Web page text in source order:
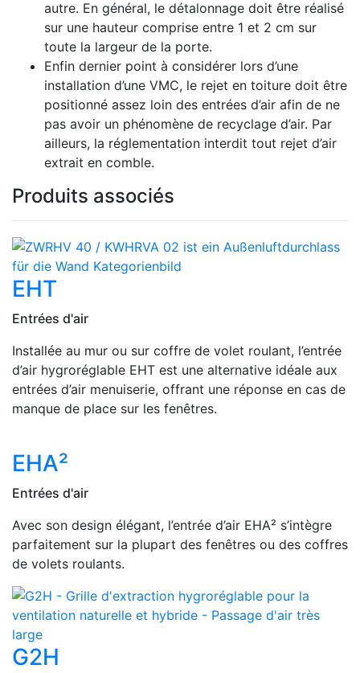
autre. En général, le détalonnage doit être réalisé
sur une hauteur comprise entre 1 et 2 cm sur
toute la largeur de la porte.
Enfin dernier point à considérer lors d’une
installation d’une VMC, le rejet en toiture doit être
positionné assez loin des entrées d’air afin de ne
pas avoir un phénomène de recyclage d’air. Par
ailleurs, la réglementation interdit tout rejet d’air
extrait en comble.
Produits associés
EHT
Entrées d'air
Installée au mur ou sur coffre de volet roulant, l’entrée
d’air hygroréglable EHT est une alternative idéale aux
entrées d’air menuiserie, offrant une réponse en cas de
manque de place sur les fenêtres.
EHA²
Entrées d'air
Avec son design élégant, l’entrée d’air EHA² s’intègre
parfaitement sur la plupart des fenêtres ou des coffres
de volets roulants.
G2H